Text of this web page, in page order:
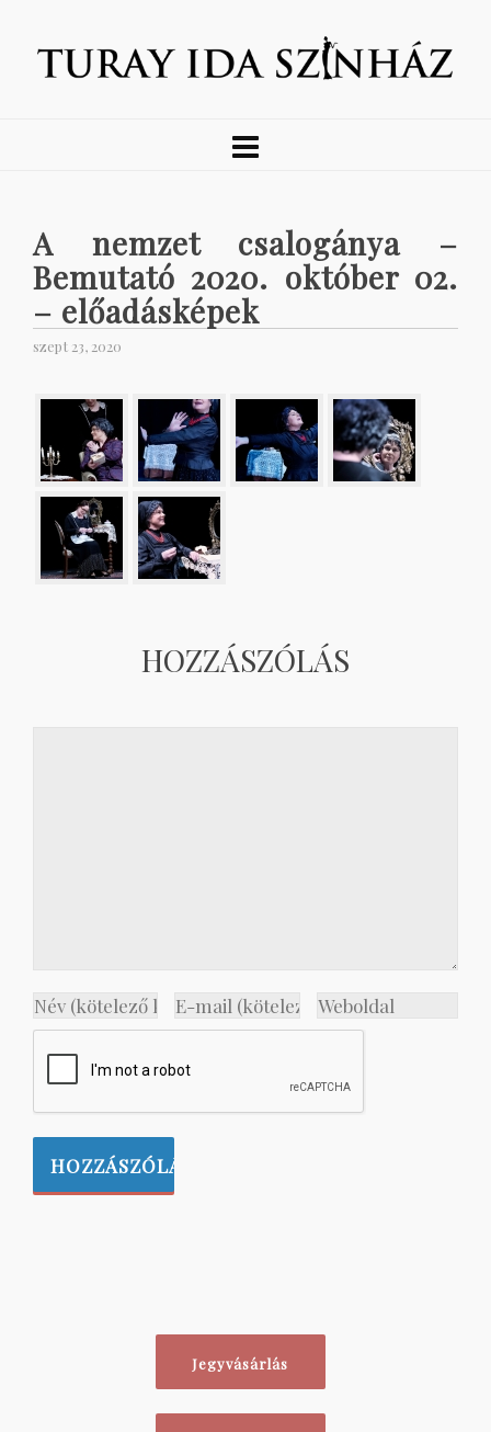
A nemzet csalogánya –
Bemutató 2020. október 02.
– előadásképek
szept 23, 2020
HOZZÁSZÓLÁS
Jegyvásárlás